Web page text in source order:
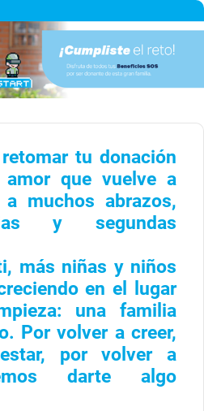
tu donación
que vuelve a
muchos abrazos,
y segundas
más niñas y niños
en el lugar
una familia
Por volver a creer,
por volver a
darte algo